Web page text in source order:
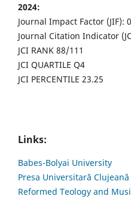
2024:
Journal Impact Factor (JIF):
Journal Citation Indicator
JCI RANK 88/111
JCI QUARTILE Q4
JCI PERCENTILE 23.25
Links:
Babes-Bolyai University
Presa Universitară Clujeană
Reformed Teology and